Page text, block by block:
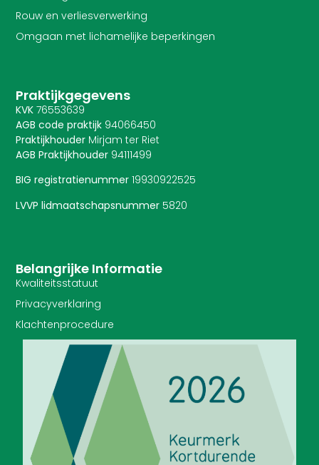
Rouw en verliesverwerking
Omgaan met lichamelijke beperkingen
Praktijkgegevens
KVK 76553639
AGB code praktijk 94066450
Praktijkhouder Mirjam ter Riet
AGB Praktijkhouder 94111499
BIG registratienummer 19930922525
LVVP lidmaatschapsnummer 5820
Belangrijke Informatie
Kwaliteitsstatuut
Privacyverklaring
Klachtenprocedure